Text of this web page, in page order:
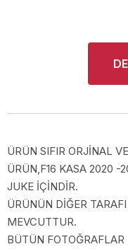
ÜRÜN SIFIR ORJİNAL
ÜRÜN,F16 KASA 2020 -
JUKE İÇİNDİR.
ÜRÜNÜN DİĞER
MEVCUTTUR.
BÜTÜN